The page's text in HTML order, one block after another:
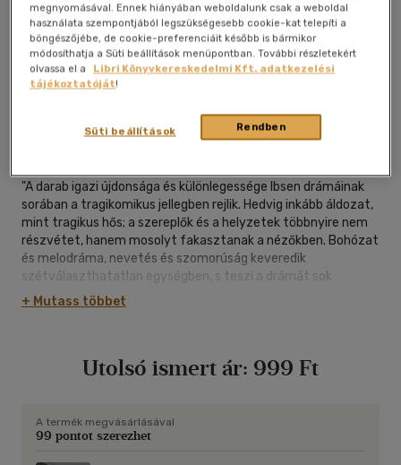
Kívánságlistához adom Megosztom
Magvető Kft.| 2018|magyar nyelvű |puhatáblás,
"A darab igazi újdonsága és különlegessége Ibsen drámáinak
sorában a tragikomikus jellegben rejlik. Hedvig inkább áldozat,
mint tragikus hős; a szereplők és a helyzetek többnyire nem
részvétet, hanem mosolyt fakasztanak a nézőkben. Bohózat
és melodráma, nevetés és szomorúság keveredik
szétválaszthatatlan egységben, s teszi a drámát sok
szempontból a XX. századi abszurd dráma előfutárává."
(Kúnos László)
+ Mutass többet
Utolsó ismert ár: 999 Ft
A termék megvásárlásával
99 pontot szerezhet
megnyomásával. Ennek hiányában weboldalunk csak a weboldal
használata szempontjából legszükségesebb cookie-kat telepíti a
böngészőjébe, de cookie-preferenciáit később is bármikor
módosíthatja a Süti beállítások menüpontban. További részletekért
olvassa el a
Libri Könyvkereskedelmi Kft. adatkezelési
tájékoztatóját!
Rendben
Süti beállítások